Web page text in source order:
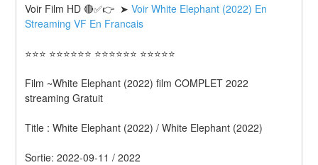
Voir Film HD 🔴✅👉  ➤ Voir White Elephant (2022) En
Streaming VF En Francais
⭐⭐⭐ ⭐⭐⭐⭐⭐⭐ ⭐⭐⭐⭐⭐⭐ ⭐⭐⭐⭐⭐
Film ~White Elephant (2022) film COMPLET 2022
streaming Gratuit
Title : White Elephant (2022) / White Elephant (2022)
Sortie: 2022-09-11 / 2022